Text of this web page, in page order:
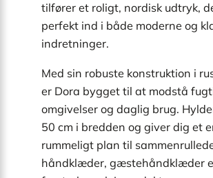
tilfører et roligt, nordisk udtryk,
perfekt ind i både moderne og
indretninger.
Med sin robuste konstruktion i
er Dora bygget til at modstå
omgivelser og daglig brug.
50 cm i bredden og giver dig et
rummeligt plan til
håndklæder, gæstehåndklæder